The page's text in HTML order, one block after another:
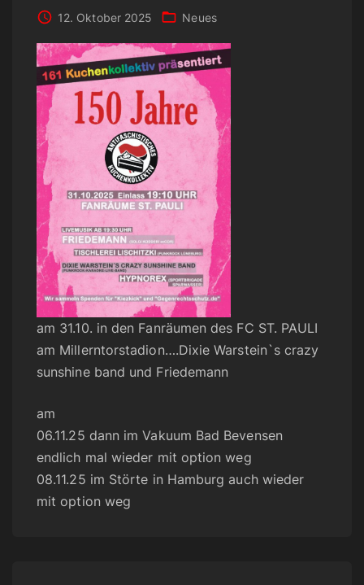
12. Oktober 2025 Neues
am 31.10. in den Fanräumen des FC ST. PAULI
am Millerntorstadion….Dixie Warstein`s crazy
sunshine band und Friedemann
am
06.11.25 dann im Vakuum Bad Bevensen
endlich mal wieder mit option weg
08.11.25 im Störte in Hamburg auch wieder
mit option weg